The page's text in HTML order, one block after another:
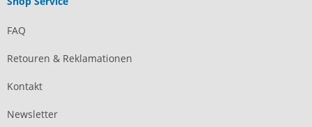
FAQ
Retouren & Reklamationen
Kontakt
Newsletter